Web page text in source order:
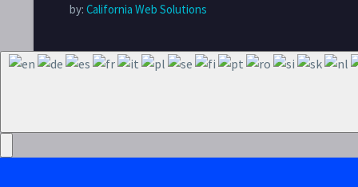
by: California Web Solutions